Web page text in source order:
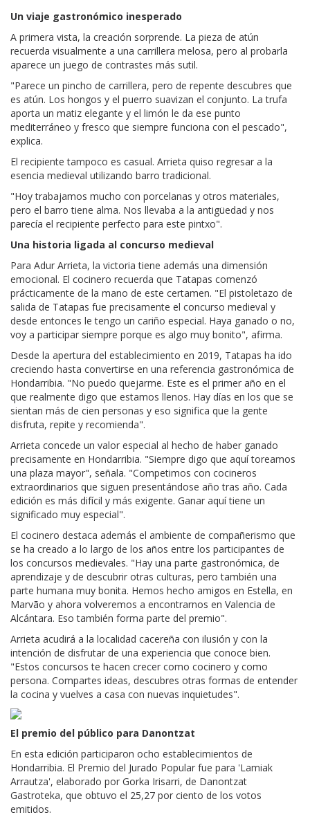
Un viaje gastronómico inesperado
A primera vista, la creación sorprende. La pieza de atún
recuerda visualmente a una carrillera melosa, pero al probarla
aparece un juego de contrastes más sutil.
"Parece un pincho de carrillera, pero de repente descubres que
es atún. Los hongos y el puerro suavizan el conjunto. La trufa
aporta un matiz elegante y el limón le da ese punto
mediterráneo y fresco que siempre funciona con el pescado",
explica.
El recipiente tampoco es casual. Arrieta quiso regresar a la
esencia medieval utilizando barro tradicional.
"Hoy trabajamos mucho con porcelanas y otros materiales,
pero el barro tiene alma. Nos llevaba a la antigüedad y nos
parecía el recipiente perfecto para este pintxo".
Una historia ligada al concurso medieval
Para Adur Arrieta, la victoria tiene además una dimensión
emocional. El cocinero recuerda que Tatapas comenzó
prácticamente de la mano de este certamen. "El pistoletazo de
salida de Tatapas fue precisamente el concurso medieval y
desde entonces le tengo un cariño especial. Haya ganado o no,
voy a participar siempre porque es algo muy bonito", afirma.
Desde la apertura del establecimiento en 2019, Tatapas ha ido
creciendo hasta convertirse en una referencia gastronómica de
Hondarribia. "No puedo quejarme. Este es el primer año en el
que realmente digo que estamos llenos. Hay días en los que se
sientan más de cien personas y eso significa que la gente
disfruta, repite y recomienda".
Arrieta concede un valor especial al hecho de haber ganado
precisamente en Hondarribia. "Siempre digo que aquí toreamos
una plaza mayor", señala. "Competimos con cocineros
extraordinarios que siguen presentándose año tras año. Cada
edición es más difícil y más exigente. Ganar aquí tiene un
significado muy especial".
El cocinero destaca además el ambiente de compañerismo que
se ha creado a lo largo de los años entre los participantes de
los concursos medievales. "Hay una parte gastronómica, de
aprendizaje y de descubrir otras culturas, pero también una
parte humana muy bonita. Hemos hecho amigos en Estella, en
Marvão y ahora volveremos a encontrarnos en Valencia de
Alcántara. Eso también forma parte del premio".
Arrieta acudirá a la localidad cacereña con ilusión y con la
intención de disfrutar de una experiencia que conoce bien.
"Estos concursos te hacen crecer como cocinero y como
persona. Compartes ideas, descubres otras formas de entender
la cocina y vuelves a casa con nuevas inquietudes".
El premio del público para Danontzat
En esta edición participaron ocho establecimientos de
Hondarribia. El Premio del Jurado Popular fue para 'Lamiak
Arrautza', elaborado por Gorka Irisarri, de Danontzat
Gastroteka, que obtuvo el 25,27 por ciento de los votos
emitidos.